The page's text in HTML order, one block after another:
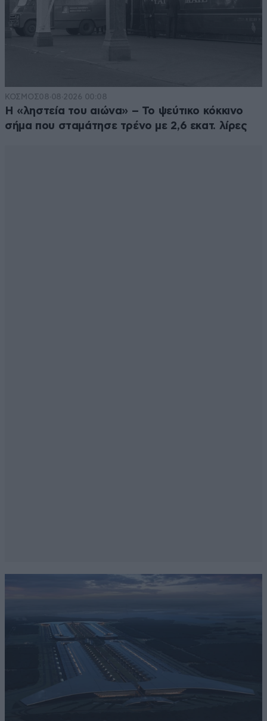
ΚΟΣΜΟΣ08·08·2026 00:08
Η «ληστεία του αιώνα» – Το ψεύτικο κόκκινο
σήμα που σταμάτησε τρένο με 2,6 εκατ. λίρες